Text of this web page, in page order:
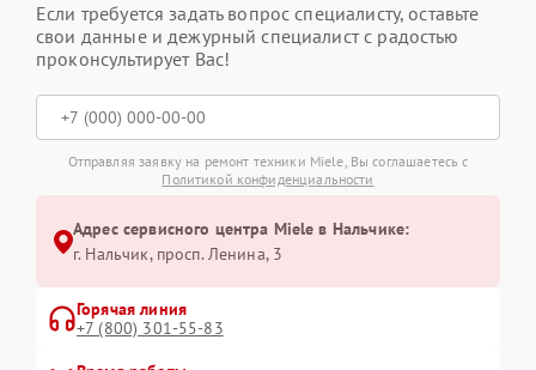
Если требуется задать вопрос специалисту, оставьте
свои данные и дежурный специалист с радостью
проконсультирует Вас!
Отправляя заявку на ремонт техники Miele, Вы соглашаетесь с
Политикой конфиденциальности
Адрес сервисного центра Miele в Нальчике:
г. Нальчик, просп. Ленина, 3
Горячая линия
+7 (800) 301-55-83